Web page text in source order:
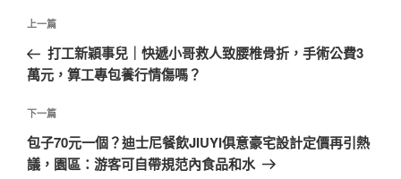
文
導
覽
上
一
篇
章
上一篇
打工新穎事兒｜快遞小哥救人致腰椎骨折，手術公費3
萬元，算工專包養行情傷嗎？
下
一
篇
下一篇
包子70元一個？迪士尼餐飲JIUYI俱意豪宅設計定價再引熱
議，園區：游客可自帶規范內食品和水